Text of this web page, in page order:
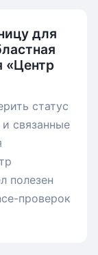
для
«Центр
статус
связанные
полезен
проверок